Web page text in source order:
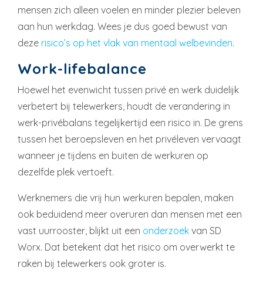
mensen zich alleen voelen en minder plezier beleven
aan hun werkdag. Wees je dus goed bewust van
deze risico’s op het vlak van mentaal welbevinden.
Work-lifebalance
Hoewel het evenwicht tussen privé en werk duidelijk
verbetert bij telewerkers, houdt de verandering in
werk-privébalans tegelijkertijd een risico in. De grens
tussen het beroepsleven en het privéleven vervaagt
wanneer je tijdens en buiten de werkuren op
dezelfde plek vertoeft.
Werknemers die vrij hun werkuren bepalen, maken
ook beduidend meer overuren dan mensen met een
vast uurrooster, blijkt uit een onderzoek van SD
Worx. Dat betekent dat het risico om overwerkt te
raken bij telewerkers ook groter is.